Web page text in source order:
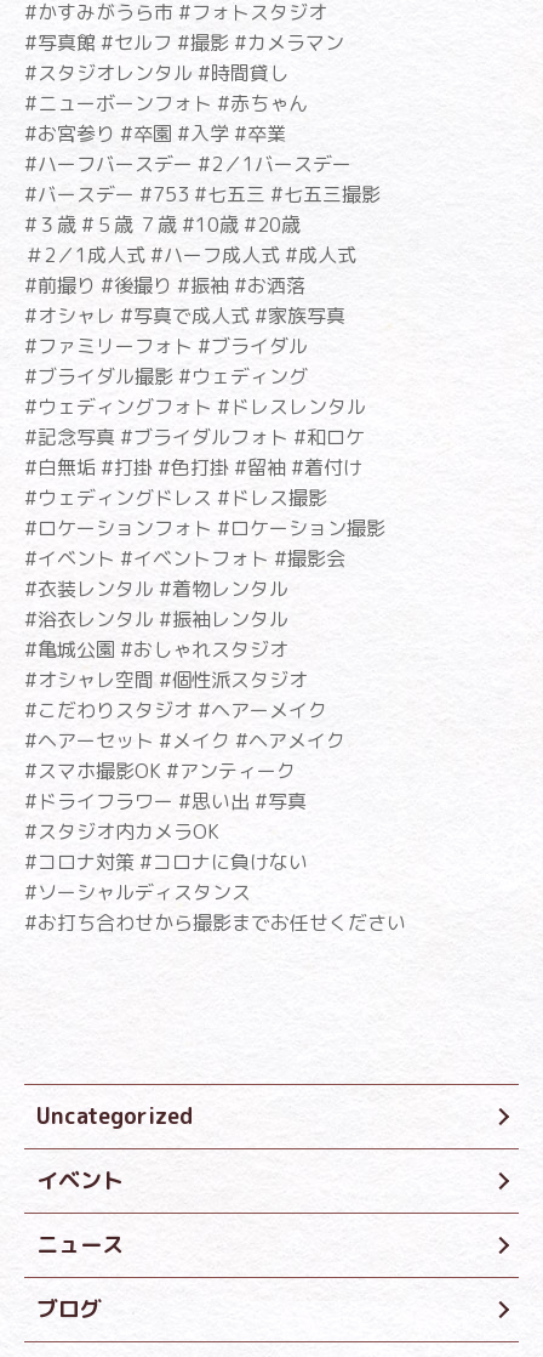
#かすみがうら市 #フォトスタジオ
#写真館 #セルフ #撮影 #カメラマン
#スタジオレンタル #時間貸し
#ニューボーンフォト #赤ちゃん
#お宮参り #卒園 #入学 #卒業
#ハーフバースデー #2／1バースデー
#バースデー #753 #七五三 #七五三撮影
#３歳 #５歳 ７歳 #10歳 #20歳
＃2／1成人式 #ハーフ成人式 #成人式
#前撮り #後撮り #振袖 #お洒落
#オシャレ #写真で成人式 #家族写真
#ファミリーフォト #ブライダル
#ブライダル撮影 #ウェディング
#ウェディングフォト #ドレスレンタル
#記念写真 #ブライダルフォト #和ロケ
#白無垢 #打掛 #色打掛 #留袖 #着付け
#ウェディングドレス #ドレス撮影
#ロケーションフォト #ロケーション撮影
#イベント #イベントフォト #撮影会
#衣装レンタル #着物レンタル
#浴衣レンタル #振袖レンタル
#亀城公園 #おしゃれスタジオ
#オシャレ空間 #個性派スタジオ
#こだわりスタジオ #ヘアーメイク
#ヘアーセット #メイク #ヘアメイク
#スマホ撮影OK #アンティーク
#ドライフラワー #思い出 #写真
#スタジオ内カメラOK
#コロナ対策 #コロナに負けない
#ソーシャルディスタンス
#お打ち合わせから撮影までお任せください
Uncategorized
イベント
ニュース
ブログ